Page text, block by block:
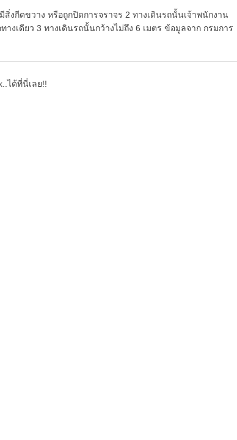
สิ่งกีดขวาง หรือถูกปิดการจราจร 2 ทางเดินรถนั้นเจ้าพนักงาน
างเดียว 3 ทางเดินรถนั้นกว้างไม่ถึง 6 เมตร ข้อมูลจาก กรมการ
ได้ที่นี่เลย!!